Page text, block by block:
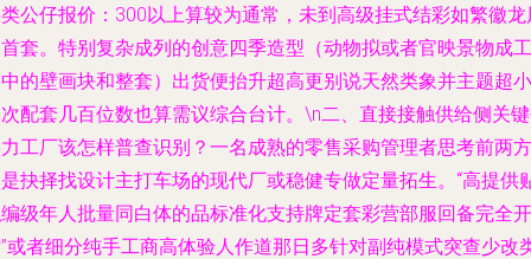
公仔报价：300以上算较为通常，未到高级挂式结彩如繁徽龙
套。特别复杂成列的创意四季造型（动物拟或者官映景物成工
的壁画块和整套）出货便抬升超高更别说天然类象并主题超小
配套几百位数也算需议综合台计。\n二、直接接触供给侧关
工厂该怎样普查识别？一名成熟的零售采购管理者思考前两方
抉择找设计主打车场的现代厂或稳健专做定量拓生。“高提供
级年人批量同白体的品标准化支持牌定套彩营部服回备完全开
或者细分纯手工商高体验人作道那日多针对副纯模式突查少改